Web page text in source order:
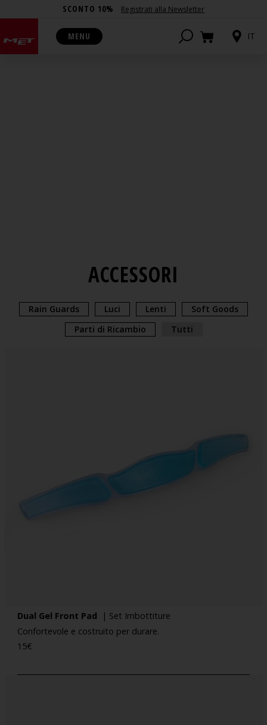
SCONTO 10% Registrati alla Newsletter
MENU IT
ACCESSORI
Rain Guards Luci Lenti
Soft Goods
Parti di Ricambio
Tutti
Dual Gel Front Pad
| Set Imbottiture
Confortevole e costruito per durare.
15€